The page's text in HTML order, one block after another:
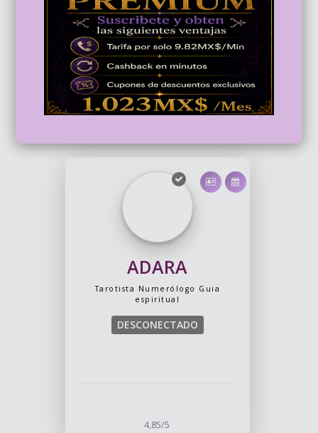
4,85/5
ADARA
Tarotista Numerólogo Guia
espiritual
DESCONECTADO
4,85/5